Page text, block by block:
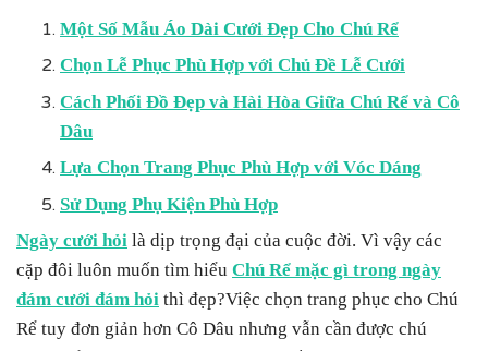
Một Số Mẫu Áo Dài Cưới Đẹp Cho Chú Rể
Chọn Lễ Phục Phù Hợp với Chủ Đề Lễ Cưới
Cách Phối Đồ Đẹp và Hài Hòa Giữa Chú Rể và Cô
Dâu
Lựa Chọn Trang Phục Phù Hợp với Vóc Dáng
Sử Dụng Phụ Kiện Phù Hợp
Ngày cưới hỏi là dịp trọng đại của cuộc đời. Vì vậy các
cặp đôi luôn muốn tìm hiểu Chú Rể mặc gì trong ngày
đám cưới đám hỏi thì đẹp?Việc chọn trang phục cho Chú
Rể tuy đơn giản hơn Cô Dâu nhưng vẫn cần được chú